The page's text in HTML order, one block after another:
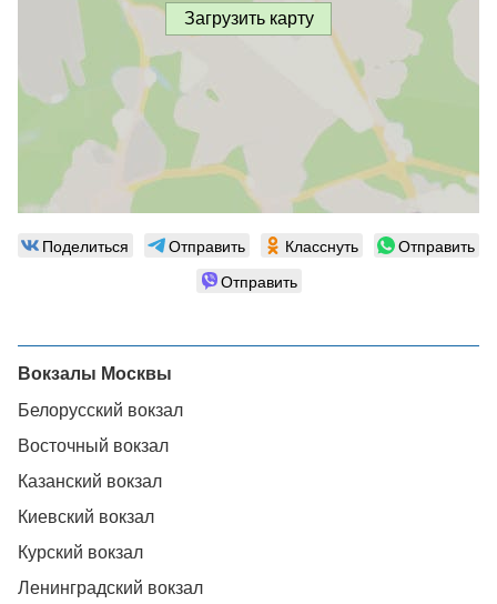
Загрузить карту
Поделиться Отправить Класснуть
Отправить
Отправить
Вокзалы Москвы
Белорусский вокзал
Восточный вокзал
Казанский вокзал
Киевский вокзал
Курский вокзал
Ленинградский вокзал